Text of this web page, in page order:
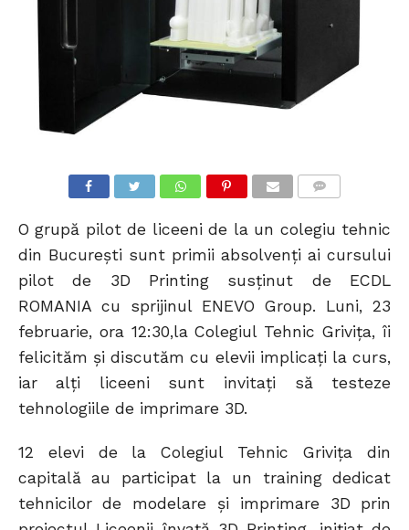
O grupă pilot de liceeni de la un colegiu tehnic
din Bucureşti sunt primii absolvenţi ai cursului
pilot de 3D Printing susţinut de ECDL
ROMANIA cu sprijinul ENEVO Group. Luni, 23
februarie, ora 12:30,la Colegiul Tehnic Griviţa, îi
felicităm şi discutăm cu elevii implicaţi la curs,
iar alţi liceeni sunt invitaţi să testeze
tehnologiile de imprimare 3D.
12 elevi de la Colegiul Tehnic Griviţa din
capitală au participat la un training dedicat
tehnicilor de modelare şi imprimare 3D prin